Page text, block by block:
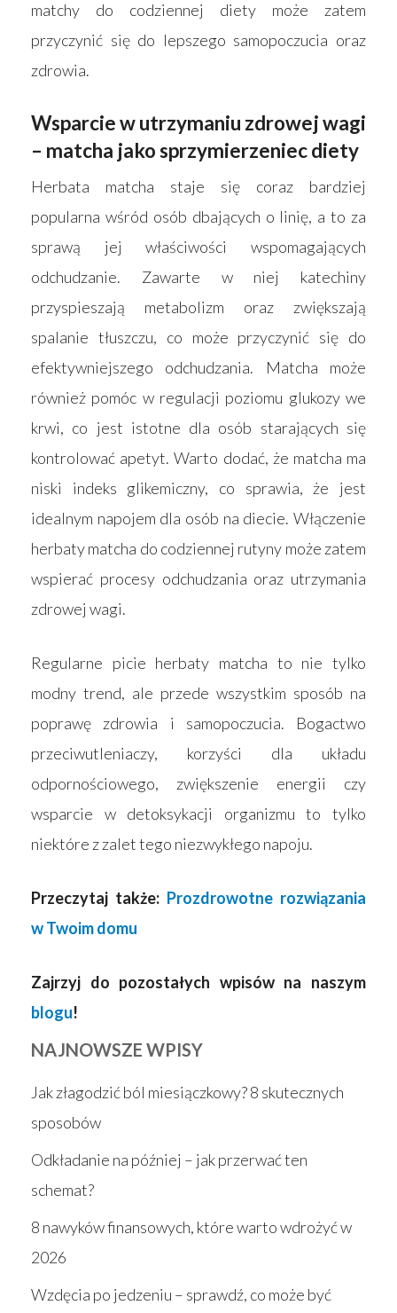
matchy do codziennej diety może zatem
przyczynić się do lepszego samopoczucia oraz
zdrowia.
Wsparcie w utrzymaniu zdrowej wagi
– matcha jako sprzymierzeniec diety
Herbata matcha staje się coraz bardziej
popularna wśród osób dbających o linię, a to za
sprawą jej właściwości wspomagających
odchudzanie. Zawarte w niej katechiny
przyspieszają metabolizm oraz zwiększają
spalanie tłuszczu, co może przyczynić się do
efektywniejszego odchudzania. Matcha może
również pomóc w regulacji poziomu glukozy we
krwi, co jest istotne dla osób starających się
kontrolować apetyt. Warto dodać, że matcha ma
niski indeks glikemiczny, co sprawia, że jest
idealnym napojem dla osób na diecie. Włączenie
herbaty matcha do codziennej rutyny może zatem
wspierać procesy odchudzania oraz utrzymania
zdrowej wagi.
Regularne picie herbaty matcha to nie tylko
modny trend, ale przede wszystkim sposób na
poprawę zdrowia i samopoczucia. Bogactwo
przeciwutleniaczy, korzyści dla układu
odpornościowego, zwiększenie energii czy
wsparcie w detoksykacji organizmu to tylko
niektóre z zalet tego niezwykłego napoju.
Przeczytaj także: Prozdrowotne rozwiązania
w Twoim domu
Zajrzyj do pozostałych wpisów na naszym
blogu!
NAJNOWSZE WPISY
Jak złagodzić ból miesiączkowy? 8 skutecznych
sposobów
Odkładanie na później – jak przerwać ten
schemat?
8 nawyków finansowych, które warto wdrożyć w
2026
Wzdęcia po jedzeniu – sprawdź, co może być